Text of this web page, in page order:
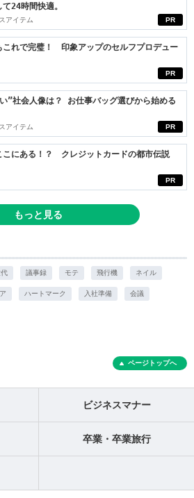
PR
24時間快適。
アイテム
PR
これで完璧！ 印象アップのセルフプロデュー
PR
”社会人像は？ お仕事バッグ選びから始める
アイテム
PR
こにある！？ クレジットカードの都市伝説
もっと見る
議事録 モテ 飛行機 ネイル
ハートマーク 入社準備 会議
ページトップへ
ビジネスマナー
卒業・卒業旅行